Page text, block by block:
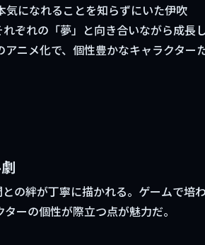
になれることを知らずにいた伊吹
ぞれの「夢」と向き合いながら成長
ニメ化で、個性豊かなキャラクター
の絆が丁寧に描かれる。ゲームで培わ
ーの個性が際立つ点が魅力だ。